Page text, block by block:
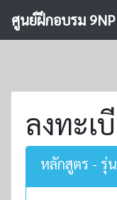
ศูนย์ฝึกอบรม
ลงทะเ
หลักสูตร - รุ่น